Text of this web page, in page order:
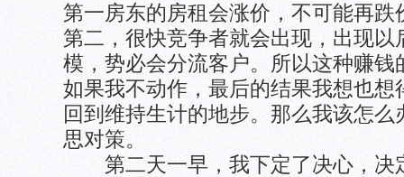
第一房东的房租会涨价，不可能再
第二，很快竞争者就会出现，出现
模，势必会分流客户。所以这种赚钱
如果我不动作，最后的结果我想也想
回到维持生计的地步。那么我该怎
思对策。
第二天一早，我下定了决心，决